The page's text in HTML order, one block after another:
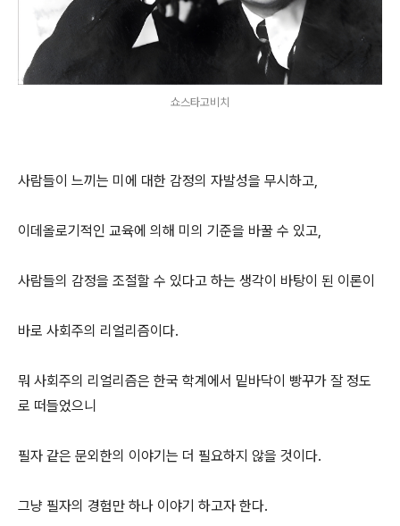
쇼스타고비치
사람들이 느끼는 미에 대한 감정의 자발성을 무시하고,
이데올로기적인 교육에 의해 미의 기준을 바꿀 수 있고,
사람들의 감정을 조절할 수 있다고 하는 생각이 바탕이 된 이론이
바로 사회주의 리얼리즘이다.
뭐 사회주의 리얼리즘은 한국 학계에서 밑바닥이 빵꾸가 잘 정도
로 떠들었으니
필자 같은 문외한의 이야기는 더 필요하지 않을 것이다.
그냥 필자의 경험만 하나 이야기 하고자 한다.